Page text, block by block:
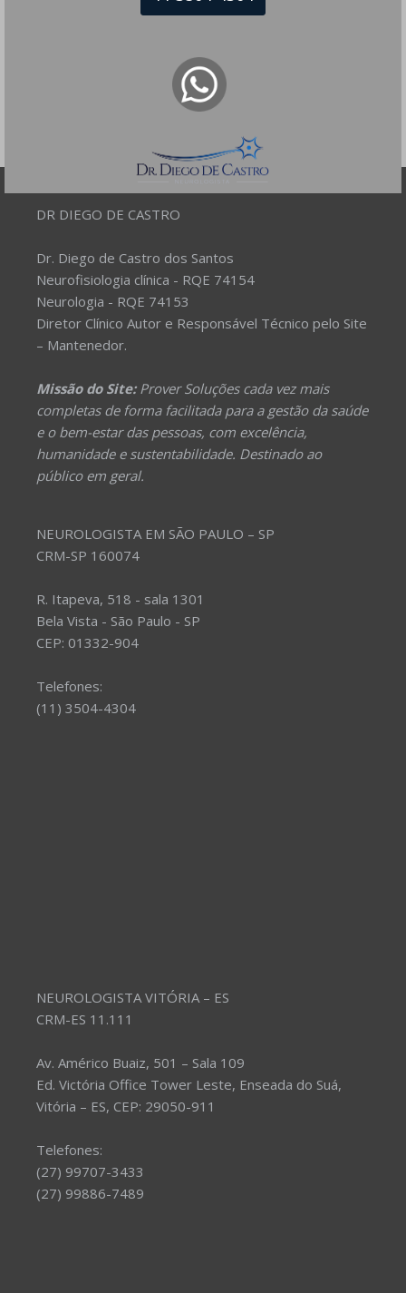
próxima vez que eu comentar.
DR DIEGO DE CASTRO
Dr. Diego de Castro dos Santos
Neurofisiologia clínica - RQE 74154
Neurologia - RQE 74153
Diretor Clínico Autor e Responsável Técnico pelo Site
– Mantenedor.
Missão do Site:Prover Soluções cada vez mais
completas de forma facilitada para a gestão da saúde
e o bem-estar das pessoas, com excelência,
humanidade e sustentabilidade. Destinado ao
público em geral.
NEUROLOGISTA EM SÃO PAULO – SP
CRM-SP 160074
R. Itapeva, 518 - sala 1301
Bela Vista - São Paulo - SP
CEP: 01332-904
Telefones:
(11) 3504-4304
NEUROLOGISTA VITÓRIA – ES
CRM-ES 11.111
Av. Américo Buaiz, 501 – Sala 109
Ed. Victória Office Tower Leste, Enseada do Suá,
Vitória – ES, CEP: 29050-911
Telefones:
(27) 99707-3433
(27) 99886-7489